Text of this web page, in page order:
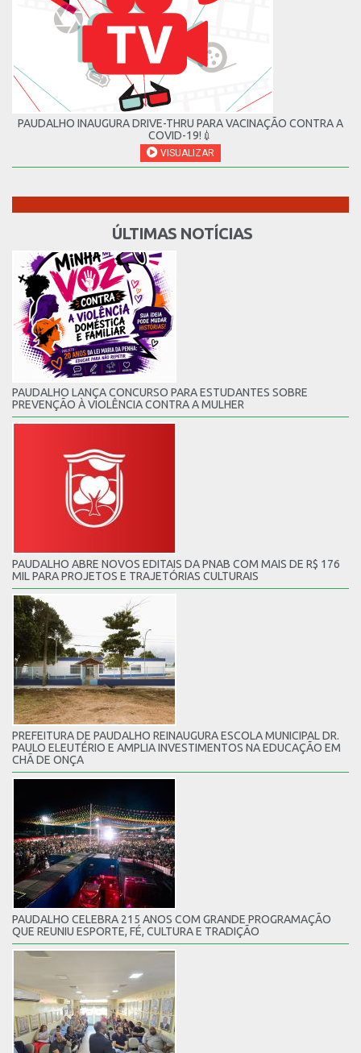
PAUDALHO INAUGURA DRIVE-THRU PARA VACINAÇÃO CONTRA A
COVID-19!💉
VISUALIZAR
ÚLTIMAS NOTÍCIAS
PAUDALHO LANÇA CONCURSO PARA ESTUDANTES SOBRE
PREVENÇÃO À VIOLÊNCIA CONTRA A MULHER
PAUDALHO ABRE NOVOS EDITAIS DA PNAB COM MAIS DE R$ 176
MIL PARA PROJETOS E TRAJETÓRIAS CULTURAIS
PREFEITURA DE PAUDALHO REINAUGURA ESCOLA MUNICIPAL DR.
PAULO ELEUTÉRIO E AMPLIA INVESTIMENTOS NA EDUCAÇÃO EM
CHÃ DE ONÇA
PAUDALHO CELEBRA 215 ANOS COM GRANDE PROGRAMAÇÃO
QUE REUNIU ESPORTE, FÉ, CULTURA E TRADIÇÃO